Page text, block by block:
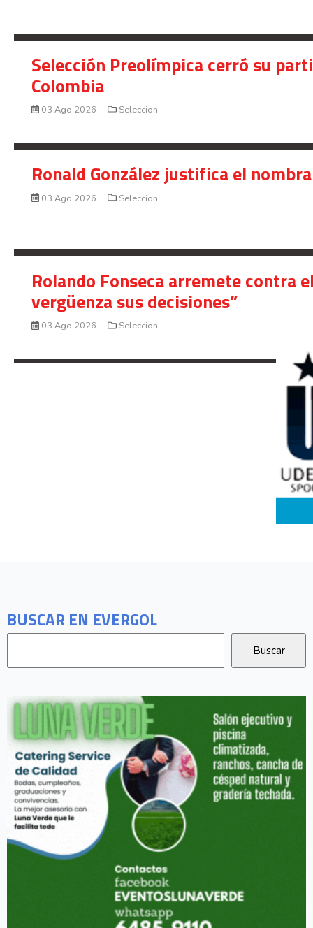
BUSCAR EN EVERGOL
Selección Preolímpica cerró su
Colombia
03 Ago 2026 Seleccion
Ronald González justifica el
03 Ago 2026 Seleccion
Rolando Fonseca arremete contra
vergüenza sus decisiones”
03 Ago 2026 Seleccion